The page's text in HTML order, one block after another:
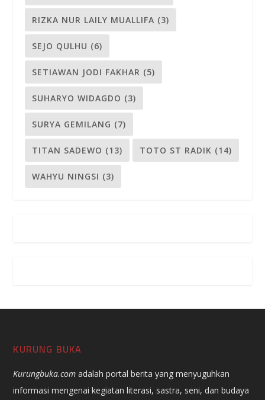
RIZKA NUR LAILY MUALLIFA (3)
SEJO QULHU (6)
SETIAWAN JODI FAKHAR (5)
SUHARYO WIDAGDO (3)
SURYA GEMILANG (7)
TITAN SADEWO (13) TOTO ST RADIK (14)
WAHYU NINGSI (3)
KURUNG BUKA
Kurungbuka.com adalah portal berita yang menyuguhkan
informasi mengenai kegiatan literasi, sastra, seni, dan budaya